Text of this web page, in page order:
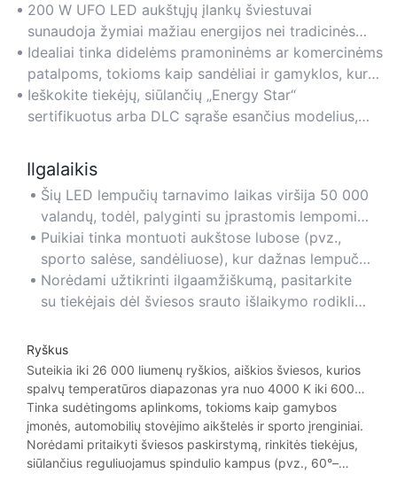
200 W UFO LED aukštųjų įlankų šviestuvai
sunaudoja žymiai mažiau energijos nei tradicinės
metalo halogenidų arba fluorescencinės lempos,
todėl sutaupo iki 70 % energijos, išlaikant didelį
šviesumą.
Idealiai tinka didelėms pramoninėms ar komercinėms
patalpoms, tokioms kaip sandėliai ir gamyklos, kur
prioritetas yra elektros energijos sąnaudų
mažinimas.
Ieškokite tiekėjų, siūlančių „Energy Star“
sertifikuotus arba DLC sąraše esančius modelius,
nuolaidas.
Ilgalaikis
Šių LED lempučių tarnavimo laikas viršija 50 000
valandų, todėl, palyginti su įprastomis lempomis,
jas reikia gerokai dažniau keisti ir jos kainuoja
mažiau priežiūros.
Puikiai tinka montuoti aukštose lubose (pvz.,
sporto salėse, sandėliuose), kur dažnas lempučių
keitimas yra nepraktiškas.
Norėdami užtikrinti ilgaamžiškumą, pasitarkite
su tiekėjais dėl šviesos srauto išlaikymo rodiklių
Ryškus
Suteikia iki 26 000 liumenų ryškios, aiškios šviesos, kurios
spalvų temperatūros diapazonas yra nuo 4000 K iki 6000
K, todėl pagerėja matomumas ir saugumas prastai
apšviestose vietose.
Tinka sudėtingoms aplinkoms, tokioms kaip gamybos
įmonės, automobilių stovėjimo aikštelės ir sporto įrenginiai.
Norėdami pritaikyti šviesos paskirstymą, rinkitės tiekėjus,
siūlančius reguliuojamus spindulio kampus (pvz., 60°–